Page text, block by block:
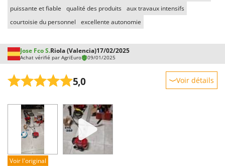
puissante et fiable
qualité des produits aux travaux intensifs
courtoisie du personnel
excellente autonomie
Jose Fco S.Riola (Valencia)17/02/2025
Achat vérifié par AgriEuro 09/01/2025
5,0 Voir détails
Prestations
Facilité d'utilisation
Qualité / Prix
Facilité de montage
Voir l'original